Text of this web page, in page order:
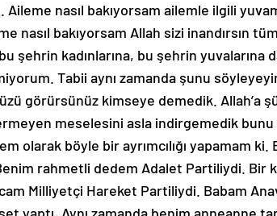
Aileme nasıl bakıyorsam ailemle ilgili
nasıl bakıyorsam Allah sizi inandırsın
şehrin kadınlarına, bu şehrin yuvalarına
Tabii aynı zamanda şunu
görürsünüz kimseye demedik. Allah’a
meselesini asla indirgemedik bunu
olarak böyle bir ayrımcılığı yapamam
rahmetli dedem Adalet Partiliydi. Bir
Milliyetçi Hareket Partiliydi. Babam